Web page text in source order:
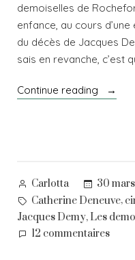
demoiselles de
enfance, au cours
du décès de Jacques
sais en revanche, c’est
Continue reading
« Film
Posted
by
Carlotta 30
Tags:
Catherine Deneuve,
Jacques Demy, Les
12 commentairessur